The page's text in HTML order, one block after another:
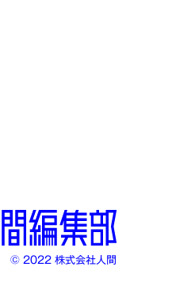
© 2022 株式会社人間